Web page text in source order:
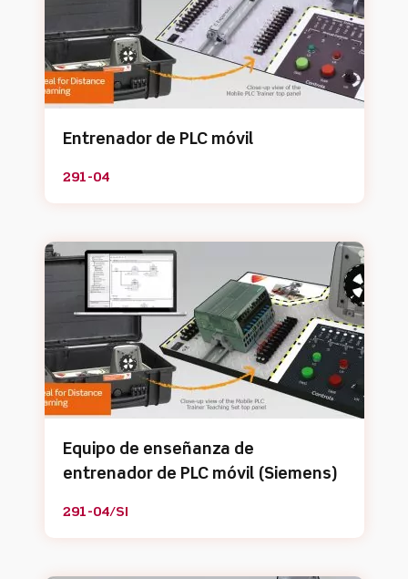
Entrenador de PLC móvil
291-04
Equipo de enseñanza de
entrenador de PLC móvil (Siemens)
291-04/SI